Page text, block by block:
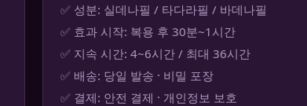
✅ 성분: 실데나필 / 타다라필 / 바데나필
✅ 효과 시작: 복용 후 30분~1시간
✅ 지속 시간: 4~6시간 / 최대 36시간
✅ 배송: 당일 발송 · 비밀 포장
✅ 결제: 안전 결제 · 개인정보 보호